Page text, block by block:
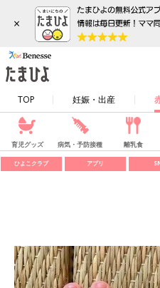
×
TOP 妊娠・出産
育児グッズ 病気・予防接種 離乳食
ひよこクラブ アプリ